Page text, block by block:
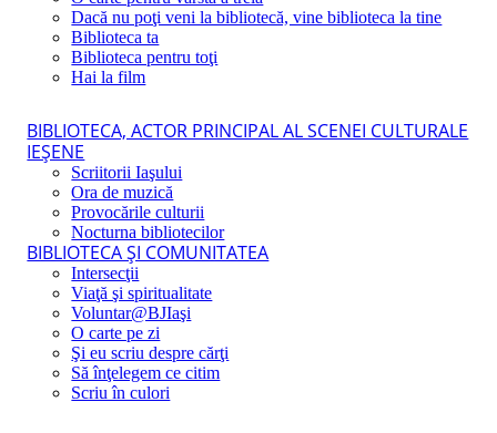
Dacă nu poţi veni la bibliotecă, vine biblioteca la tine
Biblioteca ta
Biblioteca pentru toţi
Hai la film
BIBLIOTECA, ACTOR PRINCIPAL AL SCENEI CULTURALE
IEŞENE
Scriitorii Iaşului
Ora de muzică
Provocările culturii
Nocturna bibliotecilor
BIBLIOTECA ŞI COMUNITATEA
Intersecţii
Viaţă şi spiritualitate
Voluntar@BJIaşi
O carte pe zi
Şi eu scriu despre cărţi
Să înţelegem ce citim
Scriu în culori